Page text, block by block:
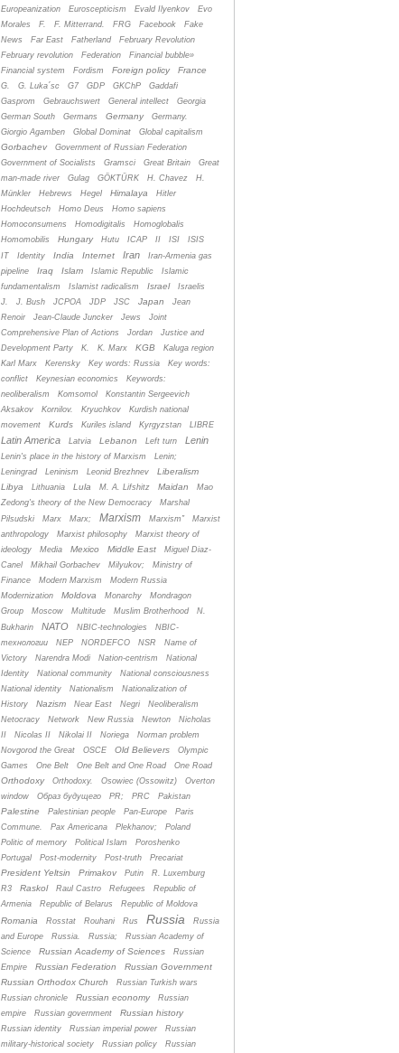
Europeanization
Euroscepticism Evald Ilyenkov
Evo
Morales
F. F. Mitterrand. FRG Facebook
Fake
News
Far East Fatherland
February Revolution
February revolution
Federation
Financial bubble»
Financial system
Fordism Foreign policy France
G. G. Luka´sc G7 GDP GKChP
Gaddafi
Gasprom
Gebrauchswert General intellect
Georgia
German South
Germans Germany
Germany.
Giorgio Agamben
Global Dominat Global capitalism
Gorbachev
Government of Russian Federation
Government of Socialists
Gramsci Great Britain
Great
man-made river
Gulag GÖKTÜRK H. Chavez
H.
Münkler
Hebrews Hegel Himalaya
Hitler
Hochdeutsch
Homo Deus
Homo sapiens
Homoconsumens
Homodigitalis
Homoglobalis
Homomobilis
Hungary Hutu ICAP II ISI
ISIS
IT
Identity India Internet Iran
Iran-Armenia gas
pipeline
Iraq Islam Islamic Republic
Islamic
fundamentalism
Islamist radicalism Israel
Israelis
J.
J. Bush JCPOA JDP JSC Japan
Jean
Renoir
Jean-Claude Juncker Jews
Joint
Comprehensive Plan of Actions
Jordan
Justice and
Development Party
K. K. Marx KGB
Kaluga region
Karl Marx
Kerensky Key words: Russia
Key words:
conflict
Keynesian economics
Keywords:
neoliberalism
Komsomol
Konstantin Sergeevich
Aksakov
Kornilov. Kryuchkov
Kurdish national
movement
Kurds Kuriles island Kyrgyzstan LIBRE
Latin America Latvia Lebanon Left turn Lenin
Lenin's place in the history of Marxism
Lenin;
Leningrad
Leninism Leonid Brezhnev
Liberalism
Libya
Lithuania Lula M. A. Lifshitz Maidan
Mao
Zedong's theory of the New Democracy
Marshal
Pilsudski
Marx Marx; Marxism Marxism”
Marxist
anthropology
Marxist philosophy
Marxist theory of
ideology
Media Mexico Middle East
Miguel Diaz-
Canel
Mikhail Gorbachev Milyukov;
Ministry of
Finance
Modern Marxism
Modern Russia
Modernization
Moldova Monarchy
Mondragon
Group
Moscow Multitude Muslim Brotherhood
N.
Bukharin
NATO NBIC-technologies
NBIC-
технологии
NEP NORDEFCO NSR
Name of
Victory
Narendra Modi Nation-centrism
National
Identity
National community
National consciousness
National identity
Nationalism
Nationalization of
History
Nazism Near East Negri
Neoliberalism
Netocracy
Network New Russia Newton
Nicholas
II
Nicolas II Nikolai II Noriega
Norman problem
Novgorod the Great
OSCE Old Believers
Olympic
Games
One Belt One Belt and One Road One Road
Orthodoxy Orthodoxy. Osowiec (Ossowitz)
Overton
window
Oбраз будущего PR; PRC Pakistan
Palestine Palestinian people Pan-Europe
Paris
Commune.
Pax Americana Plekhanov;
Poland
Politic of memory
Political Islam
Poroshenko
Portugal
Post-modernity Post-truth Precariat
President Yeltsin Primakov Putin
R. Luxemburg
R3
Raskol Raul Castro Refugees
Republic of
Armenia
Republic of Belarus Republic of Moldova
Romania Rosstat Rouhani Rus Russia
Russia
and Europe
Russia. Russia;
Russian Academy of
Science
Russian Academy of Sciences
Russian
Empire
Russian Federation
Russian Government
Russian Orthodox Church
Russian Turkish wars
Russian chronicle
Russian economy
Russian
empire
Russian government Russian history
Russian identity Russian imperial power
Russian
military-historical society
Russian policy Russian